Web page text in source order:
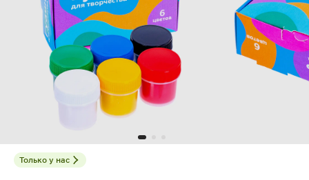
Только у нас